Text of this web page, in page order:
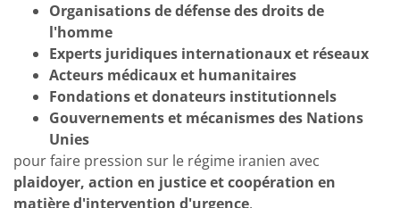
Organisations de défense des droits de
l'homme
Experts juridiques internationaux et réseaux
Acteurs médicaux et humanitaires
Fondations et donateurs institutionnels
Gouvernements et mécanismes des Nations
Unies
pour faire pression sur le régime iranien avec
plaidoyer, action en justice et coopération en
matière d'intervention d'urgence.